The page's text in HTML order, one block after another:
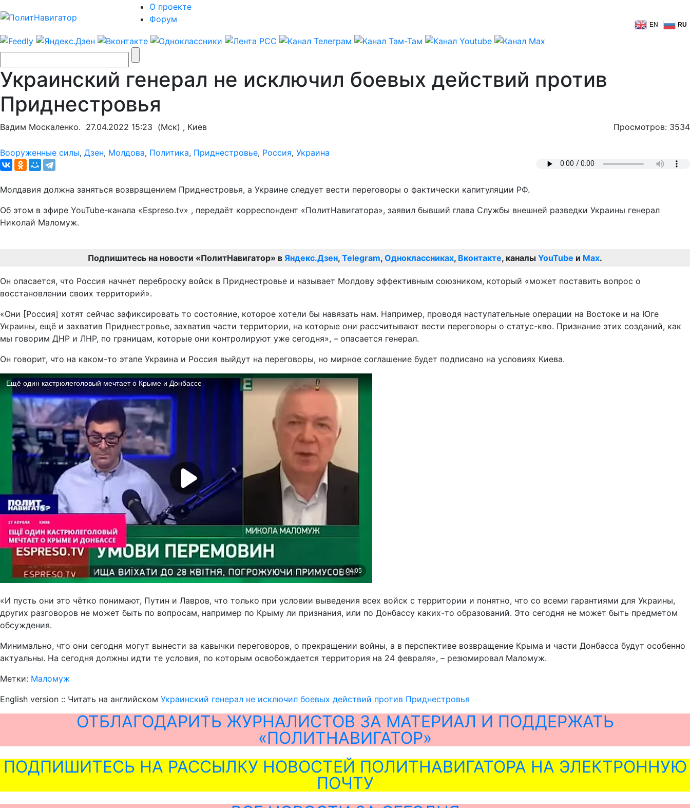
О проекте
Форум
EN RU
Украинский генерал не исключил боевых действий против
Приднестровья
Вадим Москаленко. 27.04.2022 15:23 (Мск) , Киев Просмотров: 3534
Вооруженные силы, Дзен, Молдова, Политика, Приднестровье, Россия, Украина
Молдавия должна заняться возвращением Приднестровья, а Украине следует вести переговоры о фактически капитуляции РФ.
Об этом в эфире YouTube-канала «Espreso.tv» , передаёт корреспондент «ПолитНавигатора», заявил бывший глава Службы внешней разведки Украины генерал
Николай Маломуж.
Подпишитесь на новости «ПолитНавигатор» в Яндекс.Дзен, Telegram, Одноклассниках, Вконтакте, каналы YouTube и Max.
Он опасается, что Россия начнет переброску войск в Приднестровье и называет Молдову эффективным союзником, который «может поставить вопрос о
восстановлении своих территорий».
«Они [Россия] хотят сейчас зафиксировать то состояние, которое хотели бы навязать нам. Например, проводя наступательные операции на Востоке и на Юге
Украины, ещё и захватив Приднестровье, захватив части территории, на которые они рассчитывают вести переговоры о статус-кво. Признание этих созданий, как
мы говорим ДНР и ЛНР, по границам, которые они контролируют уже сегодня», – опасается генерал.
Он говорит, что на каком-то этапе Украина и Россия выйдут на переговоры, но мирное соглашение будет подписано на условиях Киева.
«И пусть они это чётко понимают, Путин и Лавров, что только при условии выведения всех войск с территории и понятно, что со всеми гарантиями для Украины,
других разговоров не может быть по вопросам, например по Крыму ли признания, или по Донбассу каких-то образований. Это сегодня не может быть предметом
обсуждения.
Минимально, что они сегодня могут вынести за кавычки переговоров, о прекращении войны, а в перспективе возвращение Крыма и части Донбасса будут особенно
актуальны. На сегодня должны идти те условия, по которым освобождается территория на 24 февраля», – резюмировал Маломуж.
Метки: Маломуж
English version :: Читать на английском Украинский генерал не исключил боевых действий против Приднестровья
ОТБЛАГОДАРИТЬ ЖУРНАЛИСТОВ ЗА МАТЕРИАЛ И ПОДДЕРЖАТЬ
«ПОЛИТНАВИГАТОР»
ПОДПИШИТЕСЬ НА РАССЫЛКУ НОВОСТЕЙ ПОЛИТНАВИГАТОРА НА ЭЛЕКТРОННУЮ
ПОЧТУ